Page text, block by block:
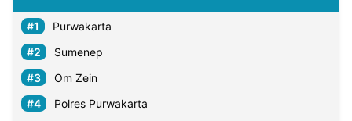
Purwakarta
Sumenep
Om Zein
Polres Purwakarta